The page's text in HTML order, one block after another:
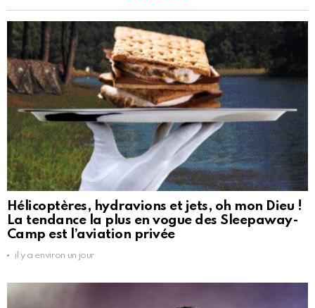
Hélicoptères, hydravions et jets, oh mon Dieu !
La tendance la plus en vogue des Sleepaway-
Camp est l’aviation privée
il y a environ un jour